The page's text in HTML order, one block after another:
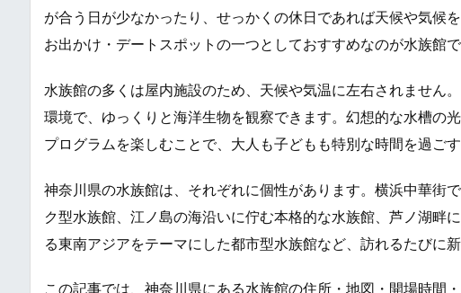
が合う日が少なかったり、せっかくの休日であれば天候や気候
お出かけ・デートスポットの一つとしておすすめなのが水族館で
水族館の多くは屋内施設のため、天候や気温に左右されません
環境で、ゆっくりと海洋生物を観察できます。幻想的な水槽の
プログラムを楽しむことで、大人も子どもも特別な時間を過ごす
神奈川県の水族館は、それぞれに個性があります。横浜中華街
ク型水族館、江ノ島の海沿いに佇む本格的な水族館、芦ノ湖畔
る東南アジアをテーマにした都市型水族館など、訪れるたびに
この記事では、神奈川県にある水族館の住所・地図・開場時間